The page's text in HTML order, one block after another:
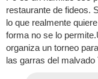
restaurante de fideos.
lo que realmente
forma no se lo
organiza un torneo
las garras del malvado